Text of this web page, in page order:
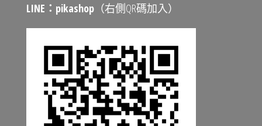
LINE：pikashop （右側QR碼加入）